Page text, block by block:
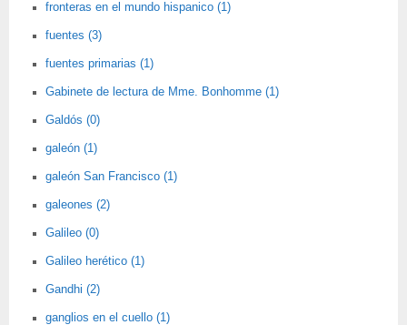
fronteras en el mundo hispanico (1)
fuentes (3)
fuentes primarias (1)
Gabinete de lectura de Mme. Bonhomme (1)
Galdós (0)
galeón (1)
galeón San Francisco (1)
galeones (2)
Galileo (0)
Galileo herético (1)
Gandhi (2)
ganglios en el cuello (1)